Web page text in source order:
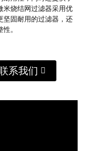
米烧结网过滤器采用优
坚固耐用的过滤器，还
。
系我们